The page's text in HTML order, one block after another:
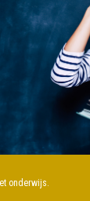
onderwijs.